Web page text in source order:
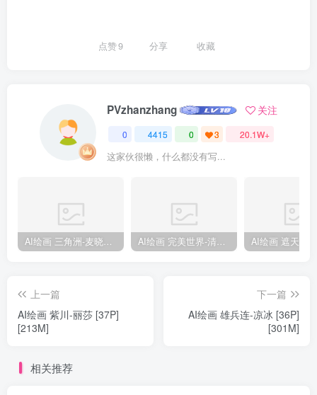
点赞9 分享 收藏
PVzhanzhang 关注
0 4415 0 3 20.1W+
这家伙很懒，什么都没有写...
AI绘画 三角洲-麦晓雯 [15P] [57M] AI绘画 完美世界-清漪 [86P] [1173M]
上一篇
AI绘画 紫川-丽莎 [37P]
[213M]
下一篇
AI绘画 雄兵连-凉冰 [36P]
[301M]
相关推荐